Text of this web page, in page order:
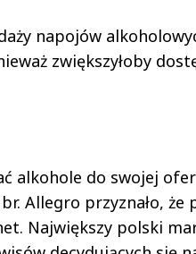
napojów
zwiększyłoby
alkohole do swojej
Allegro przyznało, że
Największy polski